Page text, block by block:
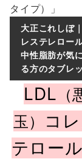
大正これしぼ
レステレロー
中性脂肪が気
る方のタブレ
LDL （
玉）
コ
テロー